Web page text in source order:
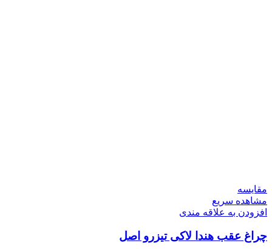
مقایسه
مشاهده سریع
افزودن به علاقه مندی
چراغ عقب هندا لاکی تیزرو اصل